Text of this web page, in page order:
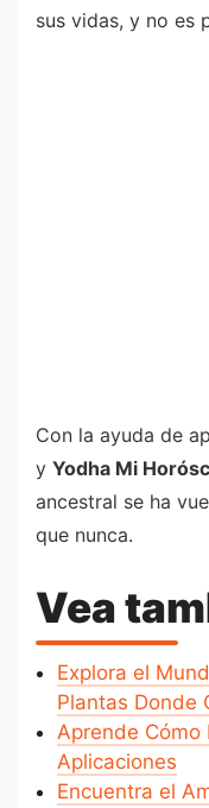
sus vidas, y no es
Con la ayuda de
y Yodha Mi
ancestral se ha
que nunca.
Vea
Explora el
Plantas Donde
Aprende Cómo
Aplicaciones
Encuentra el